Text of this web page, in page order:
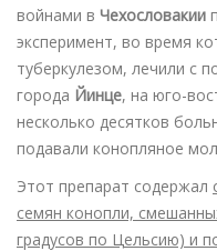
войнами в Чехословакии
эксперимент, во время
туберкулезом, лечили с
города Йинце, на юго-
несколько десятков
подавали конопляное
Этот препарат содержал
семян конопли,
градусов по Цельсию) и